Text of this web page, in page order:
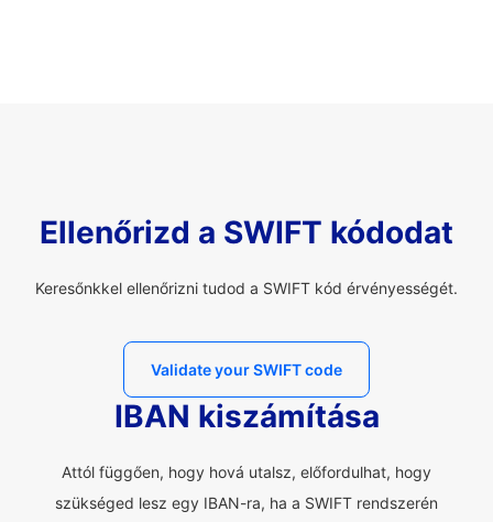
Ellenőrizd a SWIFT kódodat
Keresőnkkel ellenőrizni tudod a SWIFT kód érvényességét.
Validate your SWIFT code
IBAN kiszámítása
Attól függően, hogy hová utalsz, előfordulhat, hogy
szükséged lesz egy IBAN-ra, ha a SWIFT rendszerén